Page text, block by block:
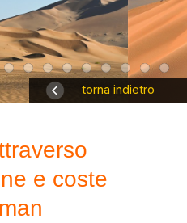
torna indietro
e coste